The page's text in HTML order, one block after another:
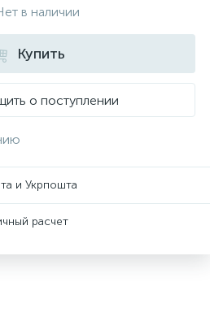
в наличии
Купить
о поступлении
и Укрпошта
расчет